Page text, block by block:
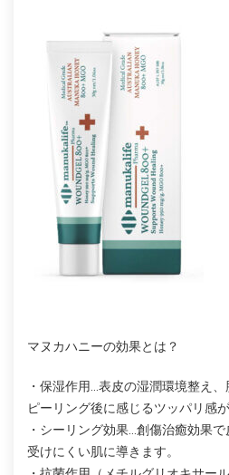
マヌカハニーの効果とは？
・保湿作用…表皮の湿潤環境整え
ピーリング後に感じるツッパリ感
・シーリング効果…創傷治癒効果
受けにくい肌に導きます。